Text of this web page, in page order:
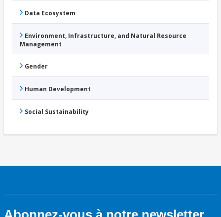
Data Ecosystem
Environment, Infrastructure, and Natural Resource
Management
Gender
Human Development
Social Sustainability